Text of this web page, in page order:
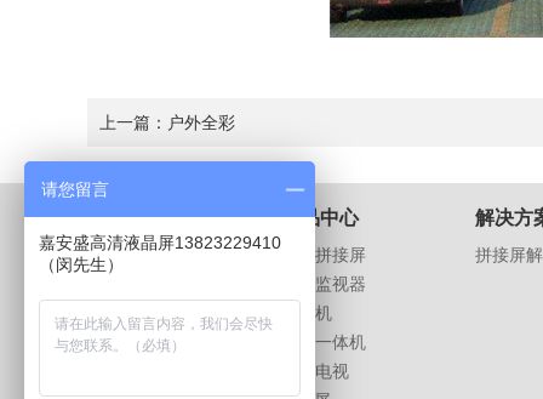
上一篇： 户外全彩
关于我们
公司介绍
企业文化
公司相册
产品中心
液晶拼接屏
液晶监视器
广告机
触摸一体机
液晶电视
解决方
拼接屏
请您留言
嘉安盛高清液晶屏13823229410
（闵先生）